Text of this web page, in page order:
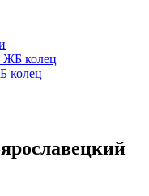
ЖБ колец
колец